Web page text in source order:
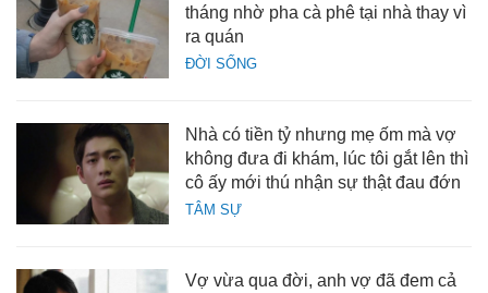
ĐỜI SỐNG
tháng nhờ pha cà phê tại nhà thay vì
ra quán
TÂM SỰ
Nhà có tiền tỷ nhưng mẹ ốm mà vợ
không đưa đi khám, lúc tôi gắt lên thì
cô ấy mới thú nhận sự thật đau đớn
Vợ vừa qua đời, anh vợ đã đem cả